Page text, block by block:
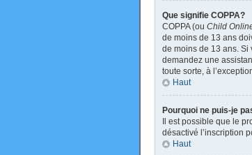
Que signifie COPPA?
COPPA (ou Child
de moins de 13 ans
de moins de 13 ans. Si
demandez une
toute sorte, à
Haut
Pourquoi ne puis-je
Il est possible que le
désactivé l’inscription
Haut